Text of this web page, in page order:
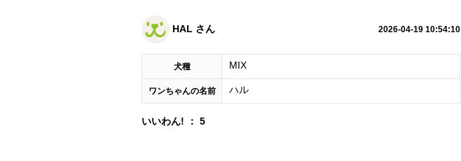
HAL さん 2026-04-19 10:54:10
犬種 MIX
ワンちゃんの名前 ハル
いいわん! ： 5